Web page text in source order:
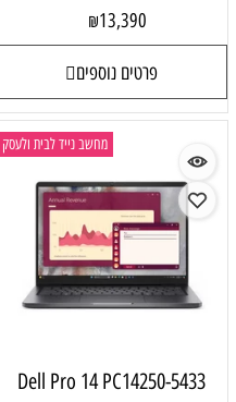
₪13,390
פרטים נוספים
מחשב נייד לבית ולעסק
Dell Pro 14 PC14250-5433